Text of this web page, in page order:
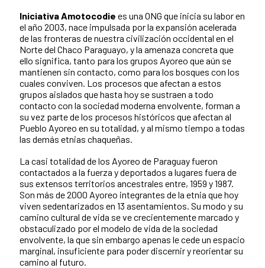
Iniciativa Amotocodie es una ONG que inicia su labor en
el año 2003, nace impulsada por la expansión acelerada
de las fronteras de nuestra civilización occidental en el
Norte del Chaco Paraguayo, y la amenaza concreta que
ello significa, tanto para los grupos Ayoreo que aún se
mantienen sin contacto, como para los bosques con los
cuales conviven. Los procesos que afectan a estos
grupos aislados que hasta hoy se sustraen a todo
contacto con la sociedad moderna envolvente, forman a
su vez parte de los procesos históricos que afectan al
Pueblo Ayoreo en su totalidad, y al mismo tiempo a todas
las demás etnias chaqueñas.
La casi totalidad de los Ayoreo de Paraguay fueron
contactados a la fuerza y deportados a lugares fuera de
sus extensos territorios ancestrales entre, 1959 y 1987.
Son más de 2000 Ayoreo integrantes de la etnia que hoy
viven sedentarizados en 13 asentamientos. Su modo y su
camino cultural de vida se ve crecientemente marcado y
obstaculizado por el modelo de vida de la sociedad
envolvente, la que sin embargo apenas le cede un espacio
marginal, insuficiente para poder discernir y reorientar su
camino al futuro.